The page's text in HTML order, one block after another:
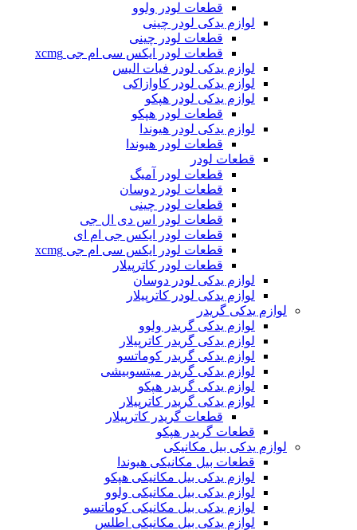
قطعات لودر ولوو
لوازم یدکی لودر چینی
قطعات لودر چینی
قطعات لودر ایکس سی ام جی xcmg
لوازم یدکی لودر فیات الیس
لوازم یدکی لودر کاوازاکی
لوازم یدکی لودر هپکو
قطعات لودر هپکو
لوازم یدکی لودر هیوندا
قطعات لودر هیوندا
قطعات لودر
قطعات لودر آمیگ
قطعات لودر دوسان
قطعات لودر چینی
قطعات لودر اس دی ال جی
قطعات لودر ایکس جی ام ای
قطعات لودر ایکس سی ام جی xcmg
قطعات لودر کاترپیلار
لوازم یدکی لودر دوسان
لوازم یدکی لودر کاترپیلار
لوازم یدکی گریدر
لوازم یدکی گریدر ولوو
لوازم یدکی گریدر کاترپیلار
لوازم یدکی گریدر کوماتسو
لوازم یدکی گریدر میتسوبیشی
لوازم یدکی گریدر هپکو
لوازم یدکی گریدر کاترپیلار
قطعات گریدر کاترپیلار
قطعات گریدر هپکو
لوازم یدکی بیل مکانیکی
قطعات بیل مکانیکی هیوندا
لوازم یدکی بیل مکانیکی هپکو
لوازم یدکی بیل مکانیکی ولوو
لوازم یدکی بیل مکانیکی کوماتسو
لوازم یدکی بیل مکانیکی اطلس